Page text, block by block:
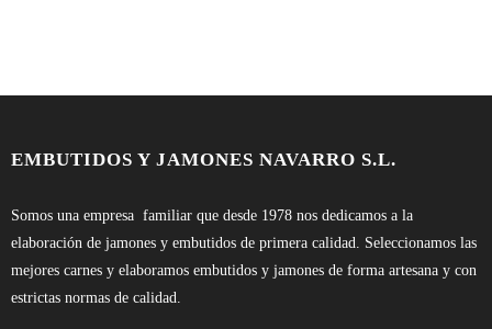
EMBUTIDOS Y JAMONES NAVARRO S.L.
Somos una empresa familiar que desde 1978 nos dedicamos a la
elaboración de jamones y embutidos de primera calidad. Seleccionamos las
mejores carnes y elaboramos embutidos y jamones de forma artesana y con
estrictas normas de calidad.